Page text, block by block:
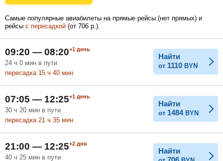
Ноябрь
Самые популярные авиабилеты на прямые рейсы (нет прямых) и
рейсы с пересадкой (от 706 р. ).
09:20 — 08:20+1 день
24 ч 0 мин в пути
пересадка 15 ч 40 мин
Найти
от 1110 BYN
07:05 — 12:25+1 день
30 ч 20 мин в пути
пересадка 21 ч 35 мин
Найти
от 1484 BYN
21:00 — 12:25+2 дня
40 ч 25 мин в пути
Найти